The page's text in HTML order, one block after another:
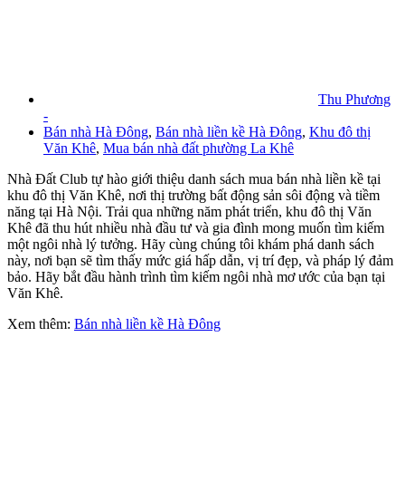
Thu Phương
-
Bán nhà Hà Đông, Bán nhà liền kề Hà Đông, Khu đô thị
Văn Khê, Mua bán nhà đất phường La Khê
Nhà Đất Club tự hào giới thiệu danh sách mua bán nhà liền kề tại
khu đô thị Văn Khê, nơi thị trường bất động sản sôi động và tiềm
năng tại Hà Nội. Trải qua những năm phát triển, khu đô thị Văn
Khê đã thu hút nhiều nhà đầu tư và gia đình mong muốn tìm kiếm
một ngôi nhà lý tưởng. Hãy cùng chúng tôi khám phá danh sách
này, nơi bạn sẽ tìm thấy mức giá hấp dẫn, vị trí đẹp, và pháp lý đảm
bảo. Hãy bắt đầu hành trình tìm kiếm ngôi nhà mơ ước của bạn tại
Văn Khê.
Xem thêm: Bán nhà liền kề Hà Đông